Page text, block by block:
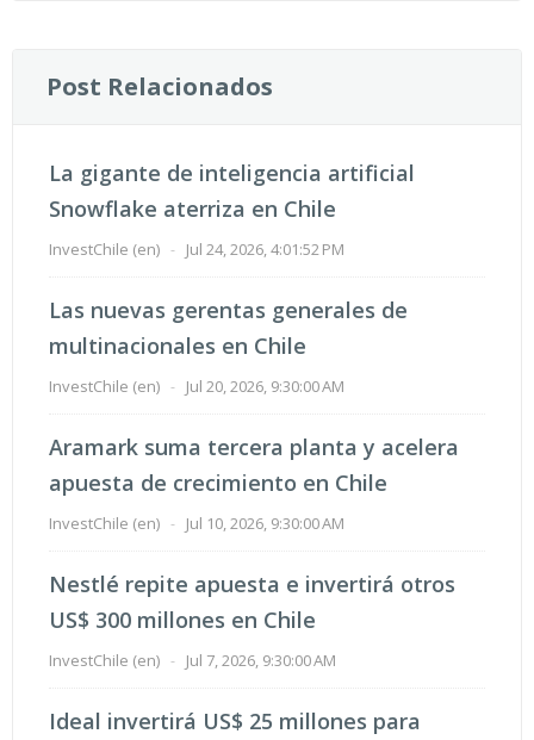
Post Relacionados
La gigante de inteligencia artificial
Snowflake aterriza en Chile
InvestChile (en) - Jul 24, 2026, 4:01:52 PM
Las nuevas gerentas generales de
multinacionales en Chile
InvestChile (en) - Jul 20, 2026, 9:30:00 AM
Aramark suma tercera planta y acelera
apuesta de crecimiento en Chile
InvestChile (en) - Jul 10, 2026, 9:30:00 AM
Nestlé repite apuesta e invertirá otros
US$ 300 millones en Chile
InvestChile (en) - Jul 7, 2026, 9:30:00 AM
Ideal invertirá US$ 25 millones para